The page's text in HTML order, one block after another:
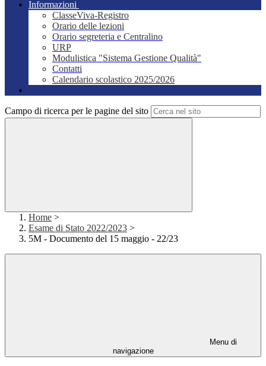
Informazioni
ClasseViva-Registro
Orario delle lezioni
Orario segreteria e Centralino
URP
Modulistica "Sistema Gestione Qualità"
Contatti
Calendario scolastico 2025/2026
Campo di ricerca per le pagine del sito
Home >
Esame di Stato 2022/2023 >
5M - Documento del 15 maggio - 22/23
Menu di
navigazione